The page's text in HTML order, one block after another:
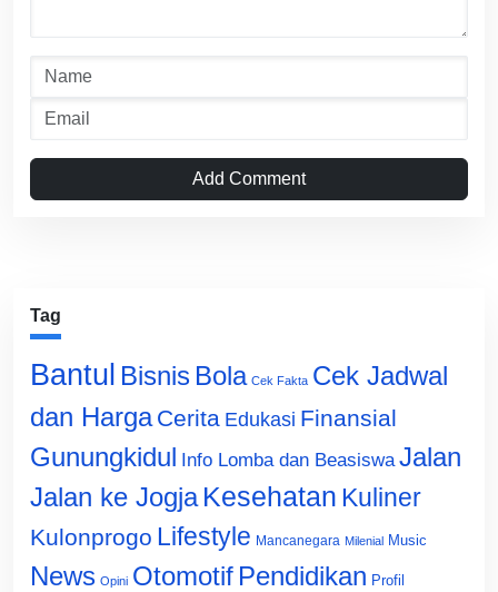
Add Comment
Tag
Bantul Bisnis Bola Cek Fakta Cek Jadwal
dan Harga Cerita Edukasi Finansial
Gunungkidul Info Lomba dan Beasiswa Jalan
Jalan ke Jogja Kesehatan Kuliner
Kulonprogo Lifestyle Mancanegara Milenial Music
News Opini Otomotif Pendidikan Profil